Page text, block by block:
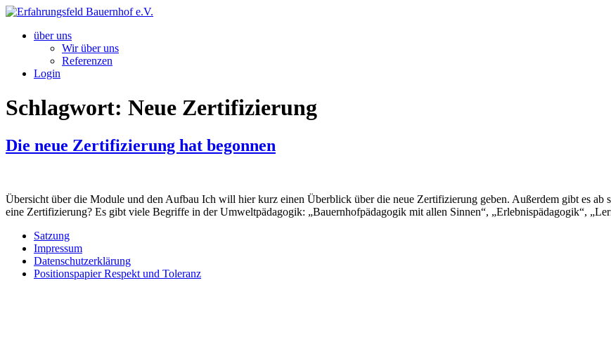
Zum
springenüber uns
Wir über uns
Referenzen
Login
Schlagwort: Neue Zertifizierung
Die neue Zertifizierung hat begonnen
Übersicht über die Module und den Aufbau Ich will hier kurz einen Überblick über die neue Zertifizierung geben. Außerdem gibt es
eine Zertifizierung? Es gibt viele Begriffe in der Umweltpädagogik: „Bauernhofpädagogik mit allen Sinnen“, „Erlebnispädagogik“,
Satzung
Impressum
Datenschutzerklärung
Positionspapier Respekt und Toleranz